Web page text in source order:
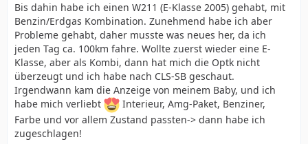
Bis dahin habe ich einen W211 (E-Klasse 2005) gehabt, mit
Benzin/Erdgas Kombination. Zunehmend habe ich aber
Probleme gehabt, daher musste was neues her, da ich
jeden Tag ca. 100km fahre. Wollte zuerst wieder eine E-
Klasse, aber als Kombi, dann hat mich die Optk nicht
überzeugt und ich habe nach CLS-SB geschaut.
Irgendwann kam die Anzeige von meinem Baby, und ich
habe mich verliebt
Interieur, Amg-Paket, Benziner,
Farbe und vor allem Zustand passten-> dann habe ich
zugeschlagen!